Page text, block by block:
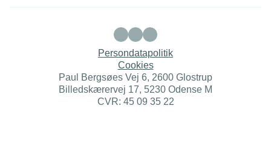
Persondatapolitik
Cookies
Paul Bergsøes Vej 6, 2600 Glostrup
Billedskærervej 17, 5230 Odense M
CVR: 45 09 35 22